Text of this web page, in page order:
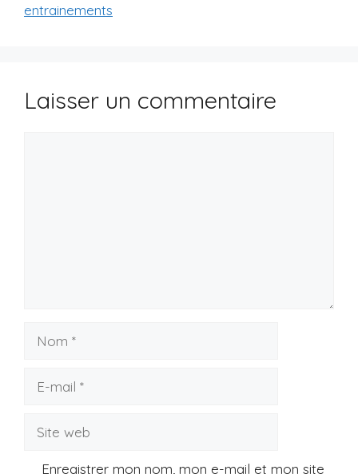
entrainements
Laisser un commentaire
mail
web
Enregistrer mon nom, mon e-mail et mon site